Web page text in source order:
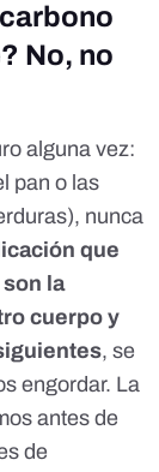
No, no
alguna vez:
pan o las
nunca
que
la
cuerpo y
, se
engordar. La
antes de
de